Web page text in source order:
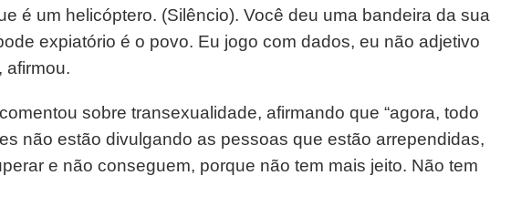
é um helicóptero. (Silêncio). Você deu uma bandeira da sua
expiatório é o povo. Eu jogo com dados, eu não adjetivo
afirmou.
sobre transexualidade, afirmando que “agora, todo
não estão divulgando as pessoas que estão arrependidas,
e não conseguem, porque não tem mais jeito. Não tem